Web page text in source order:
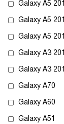
Galaxy A5
Galaxy A5
Galaxy A5
Galaxy A3
Galaxy A3
Galaxy A70
Galaxy A60
Galaxy A51